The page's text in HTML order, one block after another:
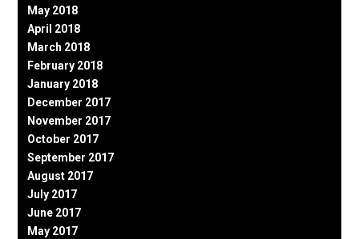
May 2018
April 2018
March 2018
February 2018
January 2018
December 2017
November 2017
October 2017
September 2017
August 2017
July 2017
June 2017
May 2017